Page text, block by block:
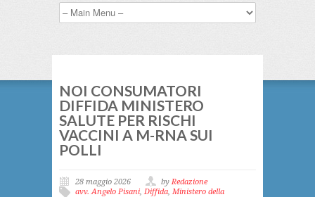
NOI CONSUMATORI
DIFFIDA MINISTERO
SALUTE PER RISCHI
VACCINI A M-RNA SUI
POLLI
28 maggio 2026 byRedazione
avv. Angelo Pisani, Diffida, Ministero della